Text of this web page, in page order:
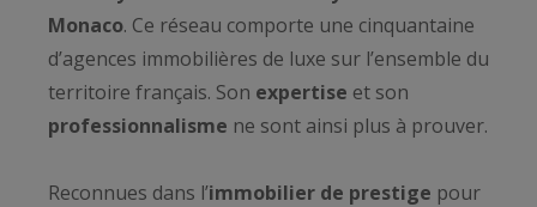
Monaco. Ce réseau comporte une cinquantaine
d’agences immobilières de luxe sur l’ensemble du
territoire français. Son expertise et son
professionnalisme ne sont ainsi plus à prouver.
Reconnues dans l’immobilier de prestige pour